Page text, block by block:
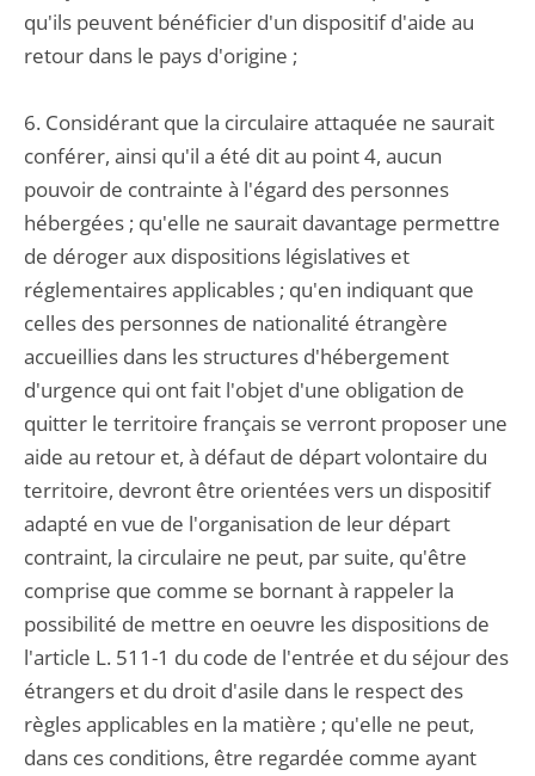
qu'ils peuvent bénéficier d'un dispositif d'aide au
retour dans le pays d'origine ;
6. Considérant que la circulaire attaquée ne saurait
conférer, ainsi qu'il a été dit au point 4, aucun
pouvoir de contrainte à l'égard des personnes
hébergées ; qu'elle ne saurait davantage permettre
de déroger aux dispositions législatives et
réglementaires applicables ; qu'en indiquant que
celles des personnes de nationalité étrangère
accueillies dans les structures d'hébergement
d'urgence qui ont fait l'objet d'une obligation de
quitter le territoire français se verront proposer une
aide au retour et, à défaut de départ volontaire du
territoire, devront être orientées vers un dispositif
adapté en vue de l'organisation de leur départ
contraint, la circulaire ne peut, par suite, qu'être
comprise que comme se bornant à rappeler la
possibilité de mettre en oeuvre les dispositions de
l'article L. 511-1 du code de l'entrée et du séjour des
étrangers et du droit d'asile dans le respect des
règles applicables en la matière ; qu'elle ne peut,
dans ces conditions, être regardée comme ayant